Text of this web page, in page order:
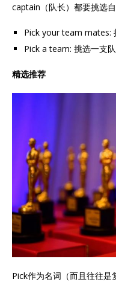
captain（队长）都要挑选
Pick your team mates:
Pick a team: 挑选一支
精选推荐
Pick作为名词（而且往往是